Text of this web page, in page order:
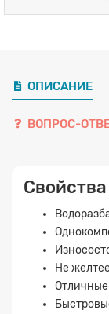
ОПИСАНИЕ
ВОПРОС-
Свойства
Не